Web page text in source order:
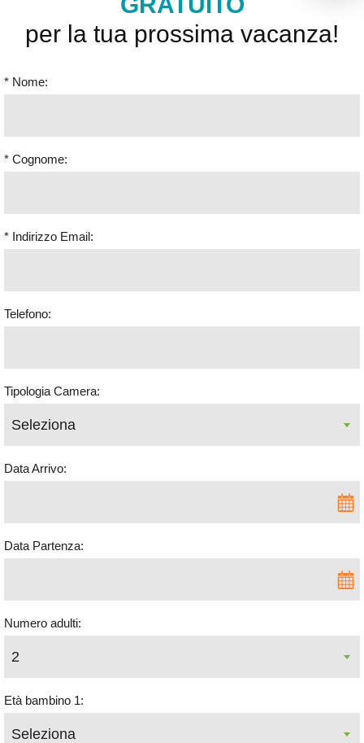
per la tua prossima vacanza!
* Nome:
* Cognome:
* Indirizzo Email:
Telefono:
Tipologia Camera:
Data Arrivo:
Data Partenza:
Numero adulti:
Età bambino 1: